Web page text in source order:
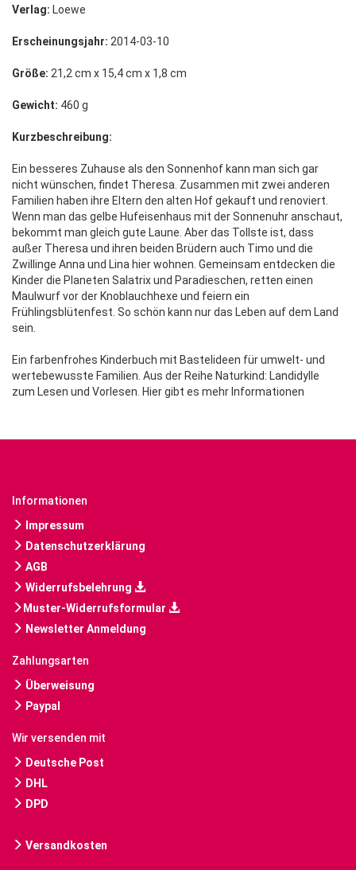
Verlag: Loewe
Erscheinungsjahr: 2014-03-10
Größe: 21,2 cm x 15,4 cm x 1,8 cm
Gewicht: 460 g
Kurzbeschreibung:
Ein besseres Zuhause als den Sonnenhof kann man sich gar
nicht wünschen, findet Theresa. Zusammen mit zwei anderen
Familien haben ihre Eltern den alten Hof gekauft und renoviert.
Wenn man das gelbe Hufeisenhaus mit der Sonnenuhr anschaut,
bekommt man gleich gute Laune. Aber das Tollste ist, dass
außer Theresa und ihren beiden Brüdern auch Timo und die
Zwillinge Anna und Lina hier wohnen. Gemeinsam entdecken die
Kinder die Planeten Salatrix und Paradieschen, retten einen
Maulwurf vor der Knoblauchhexe und feiern ein
Frühlingsblütenfest. So schön kann nur das Leben auf dem Land
sein.
Ein farbenfrohes Kinderbuch mit Bastelideen für umwelt- und
wertebewusste Familien. Aus der Reihe Naturkind: Landidylle
zum Lesen und Vorlesen. Hier gibt es mehr Informationen
Informationen
Impressum
Datenschutzerklärung
AGB
Widerrufsbelehrung
Muster-Widerrufsformular
Newsletter Anmeldung
Zahlungsarten
Überweisung
Paypal
Wir versenden mit
Deutsche Post
DHL
DPD
Versandkosten